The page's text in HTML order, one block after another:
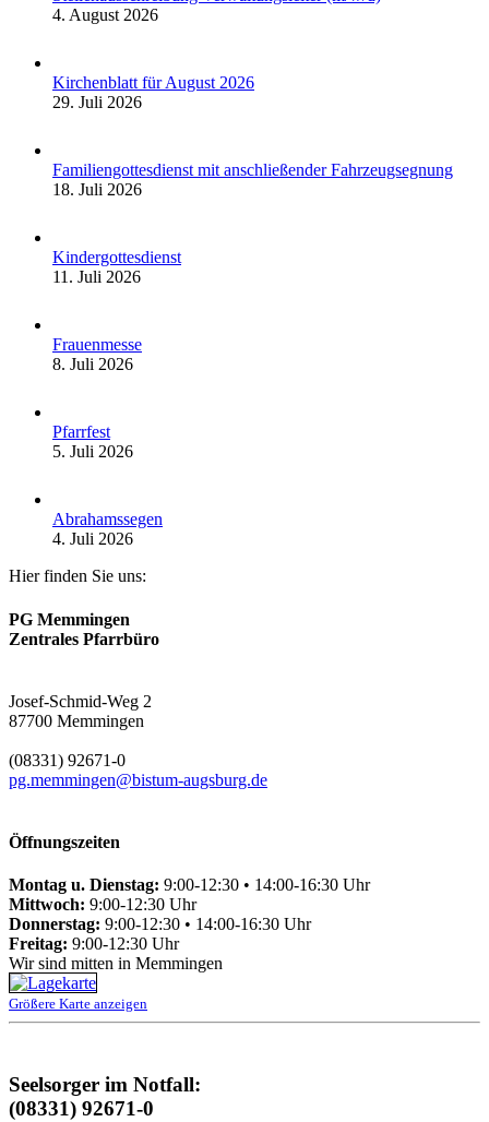
4. August 2026
Kirchenblatt für August 2026
29. Juli 2026
Familiengottesdienst mit anschließender Fahrzeugsegnung
18. Juli 2026
Kindergottesdienst
11. Juli 2026
Frauenmesse
8. Juli 2026
Pfarrfest
5. Juli 2026
Abrahamssegen
4. Juli 2026
Hier finden Sie uns:
PG Memmingen
Zentrales Pfarrbüro
Josef-Schmid-Weg 2
87700 Memmingen
(08331) 92671-0
pg.memmingen@bistum-augsburg.de
Öffnungszeiten
Montag u. Dienstag: 9:00-12:30 • 14:00-16:30 Uhr
Mittwoch: 9:00-12:30 Uhr
Donnerstag: 9:00-12:30 • 14:00-16:30 Uhr
Freitag: 9:00-12:30 Uhr
Wir sind mitten in Memmingen
Größere Karte anzeigen
Seelsorger im Notfall:
(08331) 92671-0